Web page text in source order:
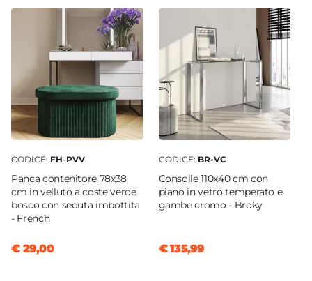
Altezza
Materiale
Velluto
Colore
Contenitore
Portata (Kg)
120 kg
Materiale Imbottitura
CODICE: FH-PVV
Panca contenitore 78x38
cm in velluto a coste verde
bosco con seduta imbottita
- French
€ 29,00
CODICE: BR-VC
Consolle 110x40 cm con
piano in vetro temperato e
gambe cromo - Broky
€ 135,99